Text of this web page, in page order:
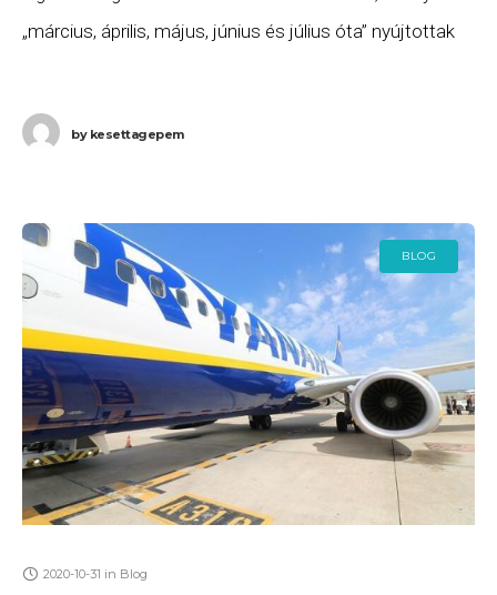
„március, április, május, június és július óta” nyújtottak
bykesettagepem
BLOG
2020-10-31 in Blog